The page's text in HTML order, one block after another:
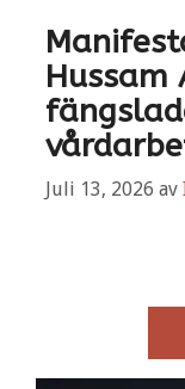
Hussam
Juli 13, 2026 av